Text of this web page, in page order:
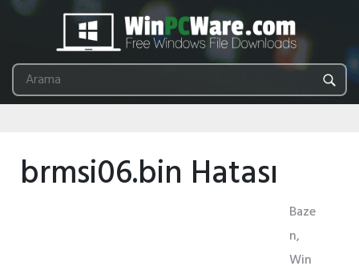
brmsi06.bin Hatası
Baze
n,
Win